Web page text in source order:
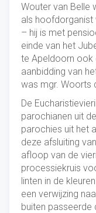
Wouter van Belle
als hoofdorganist
– hij is met
einde van het
te Apeldoorn ook
aanbidding van
was mgr. Woorts
De
parochianen uit
parochies uit het
deze afsluiting
afloop van de
processiekruis
linten in de
een verwijzing
buiten